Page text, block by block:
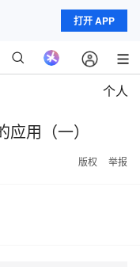
打开 APP
个人
用（一）
版权 举报